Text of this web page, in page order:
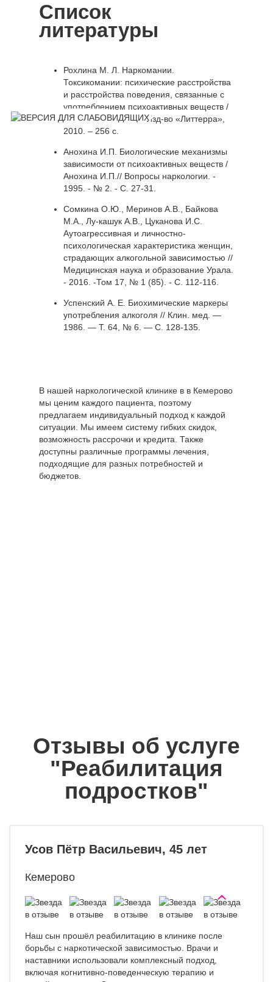
Список
литературы
Рохлина М. Л. Наркомании.
Токсикомании: психические расстройства
и расстройства поведения, связанные с
употреблением психоактивных веществ /
М. Л. Рохлина. – М.: Изд-во «Литтерра»,
2010. – 256 с.
Анохина И.П. Биологические механизмы
зависимости от психоактивных веществ /
Анохина И.П.// Вопросы наркологии. -
1995. - № 2. - С. 27-31.
Сомкина О.Ю., Меринов А.В., Байкова
М.А., Лу-кашук А.В., Цуканова И.С.
Аутоагрессивная и личностно-
психологическая характеристика женщин,
страдающих алкогольной зависимостью //
Медицинская наука и образование Урала.
- 2016. -Том 17, № 1 (85). - С. 112-116.
Успенский А. Е. Биохимические маркеры
употребления алкоголя // Клин. мед. —
1986. — Т. 64, № 6. — С. 128-135.
В нашей наркологической клинике в в Кемерово
мы ценим каждого пациента, поэтому
предлагаем индивидуальный подход к каждой
ситуации. Мы имеем систему гибких скидок,
возможность рассрочки и кредита. Также
доступны различные программы лечения,
подходящие для разных потребностей и
бюджетов.
Отзывы об услуге
"Реабилитация
подростков"
Усов Пётр Васильевич, 45 лет
Кемерово
Наш сын прошёл реабилитацию в клинике после
борьбы с наркотической зависимостью. Врачи и
наставники использовали комплексный подход,
включая когнитивно-поведенческую терапию и